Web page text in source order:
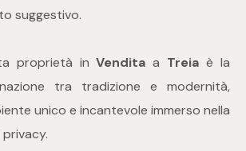
suggestivo.
proprietà inVendita a Treia è la
tra tradizione e modernità,
unico e incantevole immerso nella